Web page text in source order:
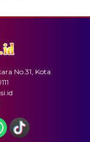
No.31, Kota